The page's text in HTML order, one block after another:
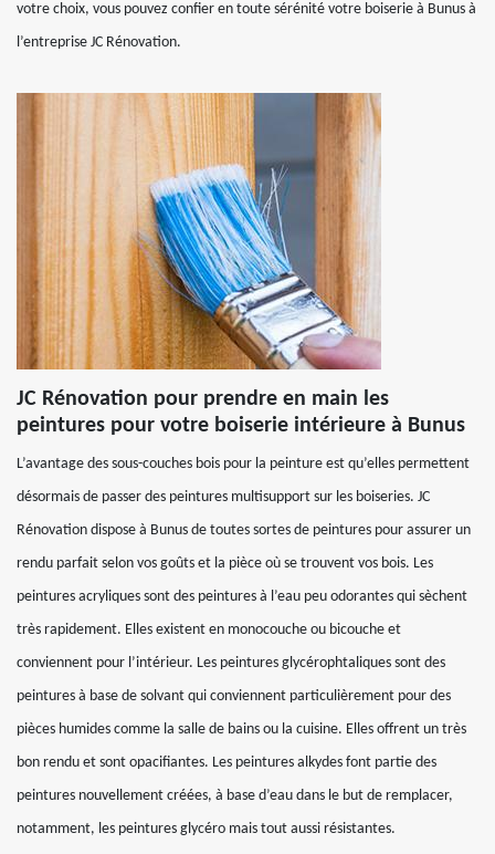
votre choix, vous pouvez confier en toute sérénité votre boiserie à Bunus à
l’entreprise JC Rénovation.
JC Rénovation pour prendre en main les
peintures pour votre boiserie intérieure à Bunus
L’avantage des sous-couches bois pour la peinture est qu’elles permettent
désormais de passer des peintures multisupport sur les boiseries. JC
Rénovation dispose à Bunus de toutes sortes de peintures pour assurer un
rendu parfait selon vos goûts et la pièce où se trouvent vos bois. Les
peintures acryliques sont des peintures à l’eau peu odorantes qui sèchent
très rapidement. Elles existent en monocouche ou bicouche et
conviennent pour l’intérieur. Les peintures glycérophtaliques sont des
peintures à base de solvant qui conviennent particulièrement pour des
pièces humides comme la salle de bains ou la cuisine. Elles offrent un très
bon rendu et sont opacifiantes. Les peintures alkydes font partie des
peintures nouvellement créées, à base d’eau dans le but de remplacer,
notamment, les peintures glycéro mais tout aussi résistantes.